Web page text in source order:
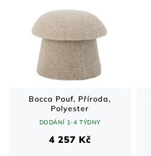
Bocca Pouf, Příroda,
Polyester
DODÁNÍ 1-4 TÝDNY
4 257 Kč